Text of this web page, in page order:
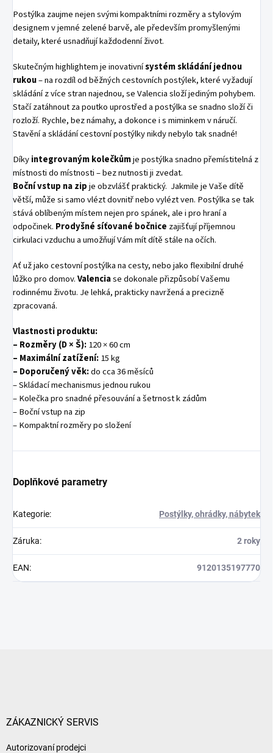
Postýlka zaujme nejen svými kompaktními rozměry a stylovým
designem v jemné zelené barvě, ale především promyšlenými
detaily, které usnadňují každodenní život.
Skutečným highlightem je inovativnísystém skládání jednou
rukou– na rozdíl od běžných cestovních postýlek, které vyžadují
skládání z více stran najednou, se Valencia složí jediným pohybem.
Stačí zatáhnout za poutko uprostřed a postýlka se snadno složí či
rozloží. Rychle, bez námahy, a dokonce i s miminkem v náručí.
Stavění a skládání cestovní postýlky nikdy nebylo tak snadné!
Díkyintegrovaným kolečkůmje postýlka snadno přemístitelná z
místnosti do místnosti – bez nutnosti ji zvedat.
Boční vstup na zipje obzvlášť praktický. Jakmile je Vaše dítě
větší, může si samo vlézt dovnitř nebo vylézt ven. Postýlka se tak
stává oblíbeným místem nejen pro spánek, ale i pro hraní a
odpočinek. Prodyšné síťované bočnice zajišťují příjemnou
cirkulaci vzduchu a umožňují Vám mít dítě stále na očích.
Ať už jako cestovní postýlka na cesty, nebo jako flexibilní druhé
lůžko pro domov.Valenciase dokonale přizpůsobí Vašemu
rodinnému životu. Je lehká, prakticky navržená a precizně
zpracovaná.
Vlastnosti produktu:
– Rozměry (D × Š):120 × 60 cm
– Maximální zatížení:15 kg
– Doporučený věk:do cca 36 měsíců
– Skládací mechanismus jednou rukou
– Kolečka pro snadné přesouvání a šetrnost k zádům
– Boční vstup na zip
– Kompaktní rozměry po složení
Doplňkové parametry
Kategorie: Postýlky, ohrádky, nábytek
Záruka: 2 roky
EAN: 9120135197770
ZÁKAZNICKÝ SERVIS
Autorizovaní prodejci